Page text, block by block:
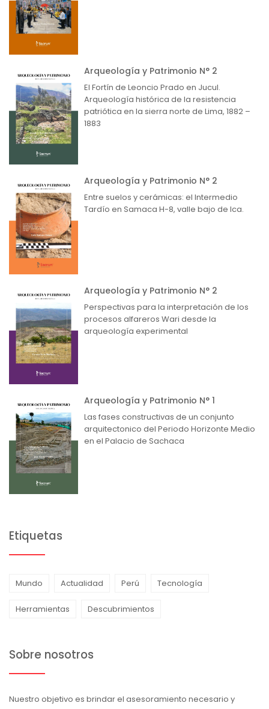
Arqueología y Patrimonio N° 2
El Fortín de Leoncio Prado en Jucul.
Arqueología histórica de la resistencia
patriótica en la sierra norte de Lima, 1882 –
1883
Arqueología y Patrimonio N° 2
Entre suelos y cerámicas: el Intermedio
Tardío en Samaca H-8, valle bajo de Ica.
Arqueología y Patrimonio N° 2
Perspectivas para la interpretación de los
procesos alfareros Wari desde la
arqueología experimental
Arqueología y Patrimonio N° 1
Las fases constructivas de un conjunto
arquitectonico del Periodo Horizonte Medio
en el Palacio de Sachaca
Etiquetas
Mundo Actualidad Perú Tecnología
Herramientas Descubrimientos
Sobre nosotros
Nuestro objetivo es brindar el asesoramiento necesario y